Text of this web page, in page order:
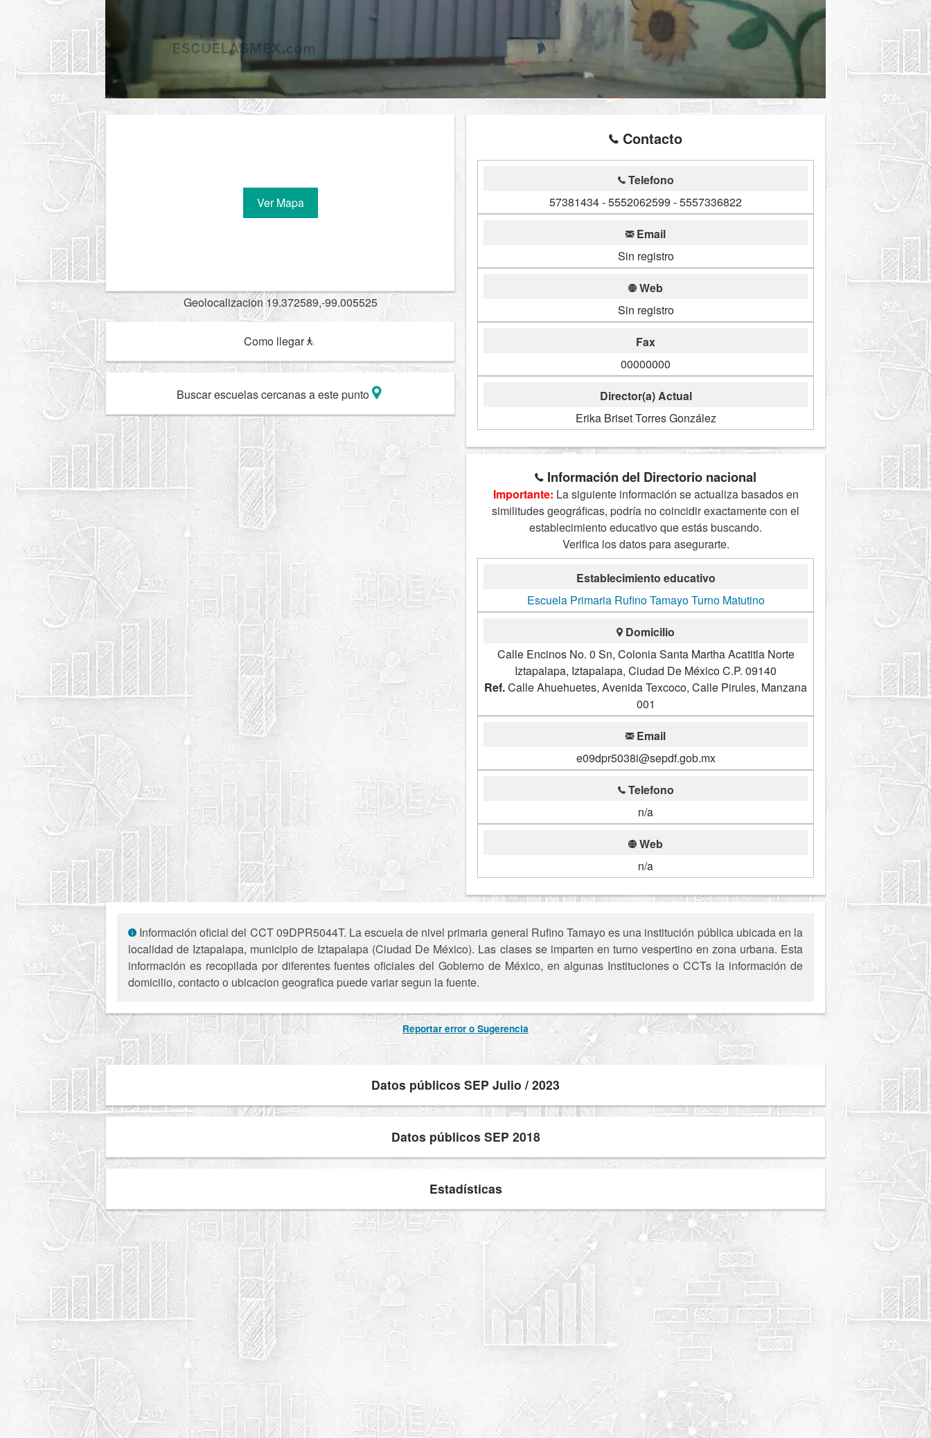
Ver Mapa
Geolocalizacion 19.372589,-99.005525
Como llegar
Buscar escuelas cercanas a este punto
Contacto
Telefono
57381434 - 5552062599 - 5557336822
Email
Sin registro
Web
Sin registro
Fax
00000000
Director(a) Actual
Erika Briset Torres González
Información del Directorio nacional
Importante: La siguiente información se actualiza basados en
similitudes geográficas, podría no coincidir exactamente con el
establecimiento educativo que estás buscando.
Verifica los datos para asegurarte.
Establecimiento educativo
Escuela Primaria Rufino Tamayo Turno Matutino
Domicilio
Calle Encinos No. 0 Sn, Colonia Santa Martha Acatitla Norte
Iztapalapa, Iztapalapa, Ciudad De México C.P. 09140
Ref.Calle Ahuehuetes, Avenida Texcoco, Calle Pirules, Manzana
001
Email
e09dpr5038i@sepdf.gob.mx
Telefono
n/a
Web
n/a
Información oficial del CCT 09DPR5044T. La escuela de nivel primaria general Rufino Tamayo es una institución pública ubicada en la
localidad de Iztapalapa, municipio de Iztapalapa (Ciudad De México). Las clases se imparten en turno vespertino en zona urbana. Esta
información es recopilada por diferentes fuentes oficiales del Gobierno de México, en algunas Instituciones o CCTs la información de
domicilio, contacto o ubicacion geografica puede variar segun la fuente.
Reportar error o Sugerencia
Datos públicos SEP Julio / 2023
Datos públicos SEP 2018
Estadísticas